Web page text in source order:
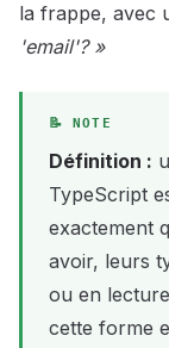
la frappe, avec
'email'? »
Définition :
TypeScript
exactement
avoir, leurs
ou en
cette forme